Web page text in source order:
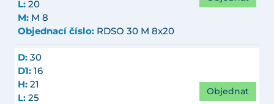
L: 20
M: M 8
Objednací číslo: RDSO 30 M 8x20
D: 30
D1: 16
H: 21
L: 25
Objednat